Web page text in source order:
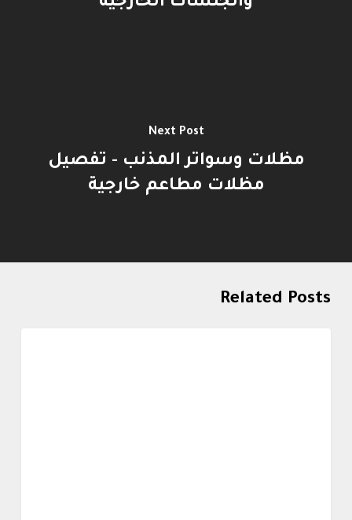
Next Post
مظلات وسواتر المذنب - تفصيل
مظلات مطاعم خارجية
Related Posts